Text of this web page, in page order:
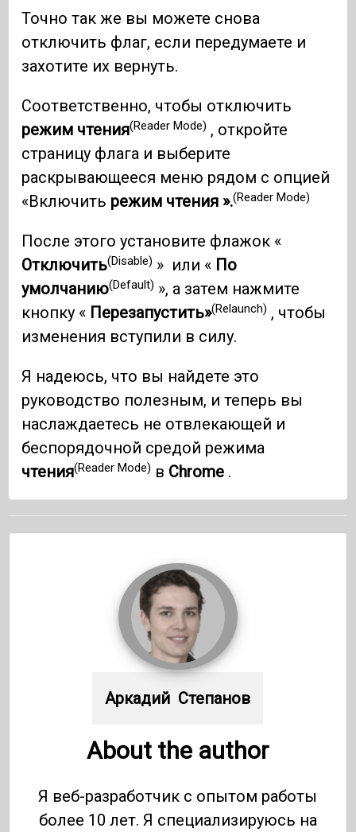
Точно так же вы можете снова
отключить флаг, если передумаете и
захотите их вернуть.
Соответственно, чтобы отключить
режим чтения(Reader Mode) , откройте
страницу флага и выберите
раскрывающееся меню рядом с опцией
«Включить режим чтения ».(Reader Mode)
После этого установите флажок «
Отключить(Disable) » или « По
умолчанию(Default) », а затем нажмите
кнопку « Перезапустить»(Relaunch) , чтобы
изменения вступили в силу.
Я надеюсь, что вы найдете это
руководство полезным, и теперь вы
наслаждаетесь не отвлекающей и
беспорядочной средой режима
чтения(Reader Mode) в Chrome .
Аркадий  Степанов
About the author
Я веб-разработчик с опытом работы
более 10 лет. Я специализируюсь на